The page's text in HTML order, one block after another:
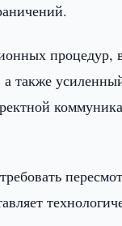
процедур,
также